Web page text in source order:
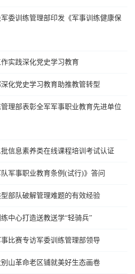
委训练管理部印发《军事训练健康保
实践深化党史学习教育
化党史学习教育助推教管转型
理部表彰全军军事职业教育先进单位
信息素养类在线课程培训考试认证
军事职业教育条例(试行)》答问
部队破解管理难题的有效经验
中心打造送教送学“轻骑兵”
比赛专访军委训练管理部领导
山革命老区铺就美好生态画卷